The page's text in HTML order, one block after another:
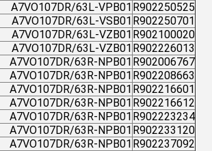
R902250525
A7VO107DR/63L-VPB01
R902250701
A7VO107DR/63L-VSB01
R902100020
A7VO107DR/63L-VZB01
R902226013
A7VO107DR/63L-VZB01
R902006767
A7VO107DR/63R-NPB01
R902208663
A7VO107DR/63R-NPB01
R902216601
A7VO107DR/63R-NPB01
R902216612
A7VO107DR/63R-NPB01
R902223234
A7VO107DR/63R-NPB01
R902233120
A7VO107DR/63R-NPB01
R902237092
A7VO107DR/63R-NPB01